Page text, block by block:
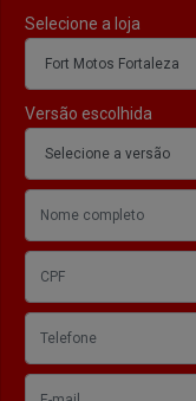
Selecione a loja
Versão escolhida